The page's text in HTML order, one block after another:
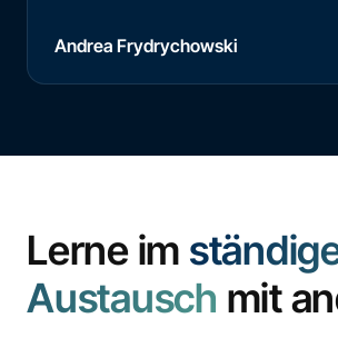
Andrea Frydrychowski
Lerne im
Austausch mit